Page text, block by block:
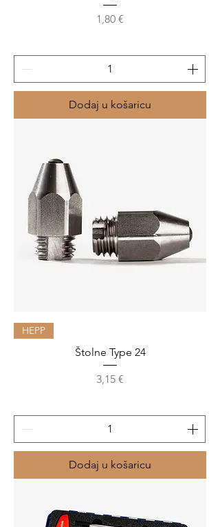
Cijena
1,80 €
Dodaj u košaricu
HEPP
Štolne Type 24
Cijena
3,15 €
Dodaj u košaricu